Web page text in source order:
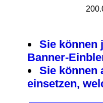
Sie können
Banner-
Sie können
einsetzen,